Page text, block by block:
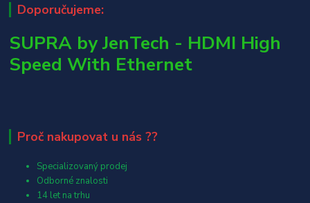
Doporučujeme:
SUPRA by JenTech - HDMI High
Speed With Ethernet
Proč nakupovat u nás ??
Specializovaný prodej
Odborné znalosti
14 let na trhu